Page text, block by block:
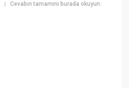
|Cevabın tamamını burada okuyun: